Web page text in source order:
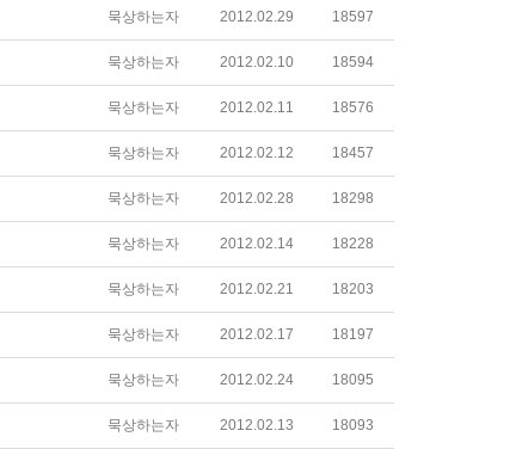
묵상하는자 2012.02.29 18597
묵상하는자 2012.02.10 18594
묵상하는자 2012.02.11 18576
묵상하는자 2012.02.12 18457
묵상하는자 2012.02.28 18298
묵상하는자 2012.02.14 18228
묵상하는자 2012.02.21 18203
묵상하는자 2012.02.17 18197
묵상하는자 2012.02.24 18095
묵상하는자 2012.02.13 18093